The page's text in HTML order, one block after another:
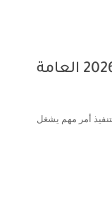
أبراج اليوم الأحد 2أغسطس 2026 العامة
أمر مهم يشغل